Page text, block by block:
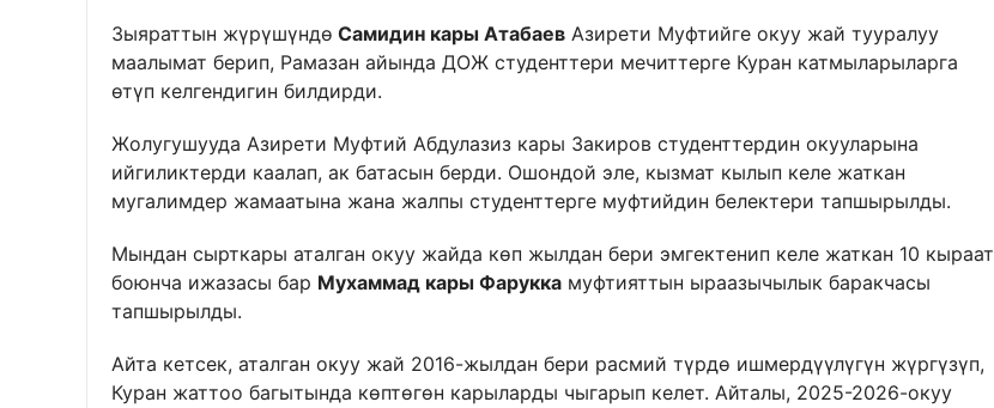
Зыяраттын жүрүшүндө Самидин кары Атабаев Азирети Муфтийге окуу жай тууралуу
маалымат берип, Рамазан айында ДОЖ студенттери мечиттерге Куран катмыларыларга
өтүп келгендигин билдирди.
Жолугушууда Азирети Муфтий Абдулазиз кары Закиров студенттердин окууларына
ийгиликтерди каалап, ак батасын берди. Ошондой эле, кызмат кылып келе жаткан
мугалимдер жамаатына жана жалпы студенттерге муфтийдин белектери тапшырылды.
Мындан сырткары аталган окуу жайда көп жылдан бери эмгектенип келе жаткан 10 кыраат
боюнча ижазасы бар Мухаммад кары Фарукка муфтияттын ыраазычылык баракчасы
тапшырылды.
Айта кетсек, аталган окуу жай 2016-жылдан бери расмий түрдө ишмердүүлүгүн жүргүзүп,
Куран жаттоо багытында көптөгөн карыларды чыгарып келет. Айталы, 2025-2026-окуу